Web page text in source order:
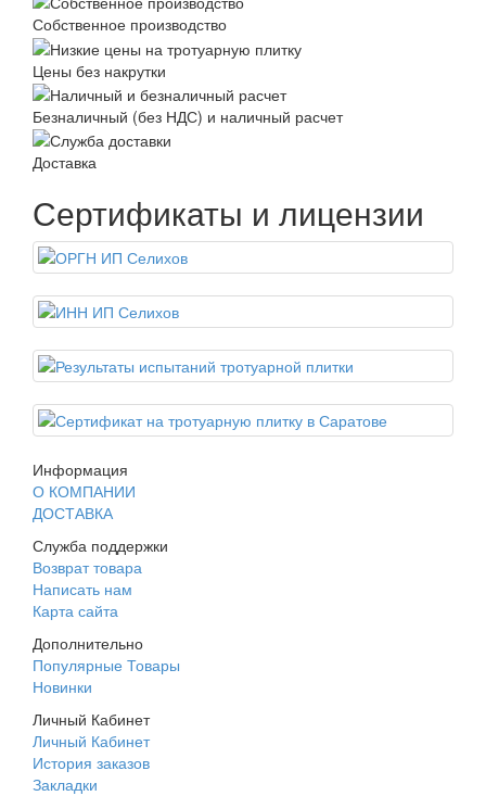
Собственное производство
Цены без накрутки
Безналичный (без НДС) и наличный расчет
Доставка
Сертификаты и лицензии
Информация
О КОМПАНИИ
ДОСТАВКА
Служба поддержки
Возврат товара
Написать нам
Карта сайта
Дополнительно
Популярные Товары
Новинки
Личный Кабинет
Личный Кабинет
История заказов
Закладки